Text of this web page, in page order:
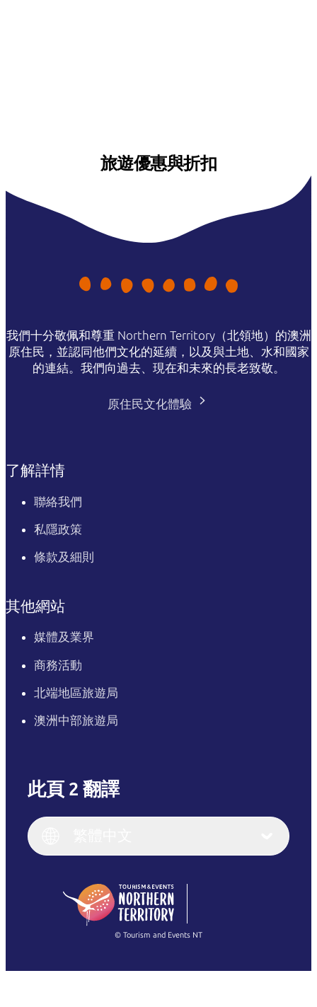
旅遊優惠與折扣
我們十分敬佩和尊重 Northern Territory（北領地）的澳洲
原住民，並認同他們文化的延續，以及與土地、水和國家
的連結。我們向過去、現在和未來的長老致敬。
原住民文化體驗
了解詳情
聯絡我們
私隱政策
條款及細則
其他網站
媒體及業界
商務活動
北端地區旅遊局
澳洲中部旅遊局
此頁 2 翻譯
English (US)
English
(Singapore)
Français
繁體中文
© Tourism and Events NT